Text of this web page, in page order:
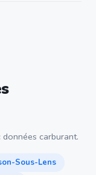
carburant.
Sous-Lens